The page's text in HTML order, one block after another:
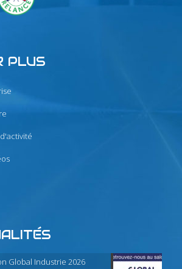
PLUS
Global Industrie 2026